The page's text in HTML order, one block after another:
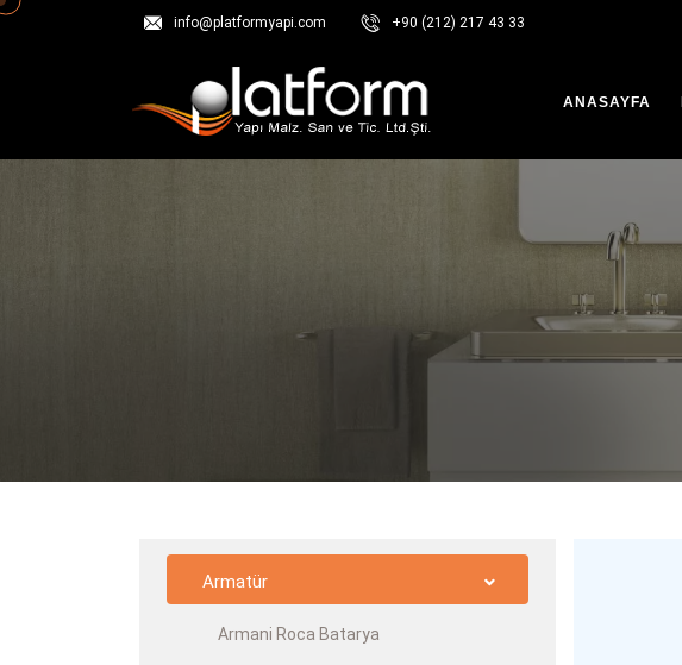
info@platformyapi.com +90 (212) 217 43 33
ANASAYFA
Armatür
Armani Roca Batarya